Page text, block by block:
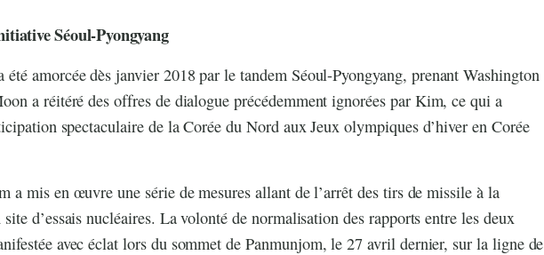
Séoul-Pyongyang
été amorcée dès janvier 2018 par le tandem Séoul-Pyongyang, prenant Washington
a réitéré des offres de dialogue précédemment ignorées par Kim, ce qui a
spectaculaire de la Corée du Nord aux Jeux olympiques d’hiver en Corée
a mis en œuvre une série de mesures allant de l’arrêt des tirs de missile à la
d’essais nucléaires. La volonté de normalisation des rapports entre les deux
avec éclat lors du sommet de Panmunjom, le 27 avril dernier, sur la ligne de